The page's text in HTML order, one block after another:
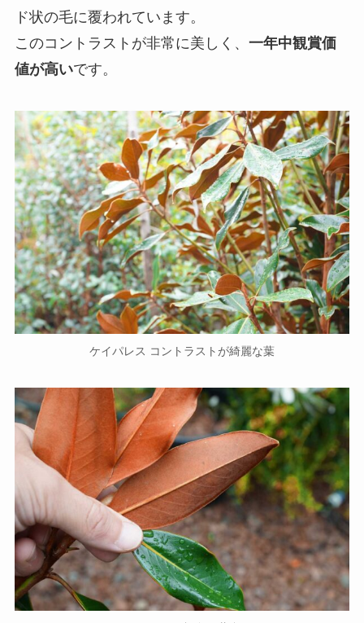
ド状の毛に覆われています。
このコントラストが非常に美しく、 一年中観賞価
値が高いです。
ケイパレス コントラストが綺麗な葉